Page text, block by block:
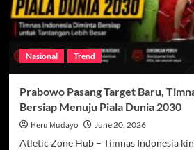
Nasional Trend
Prabowo Pasang Target Baru,
Bersiap Menuju Piala Dunia 2030
Heru Mudayo June 20, 2026
Atletic Zone Hub – Timnas Indonesia